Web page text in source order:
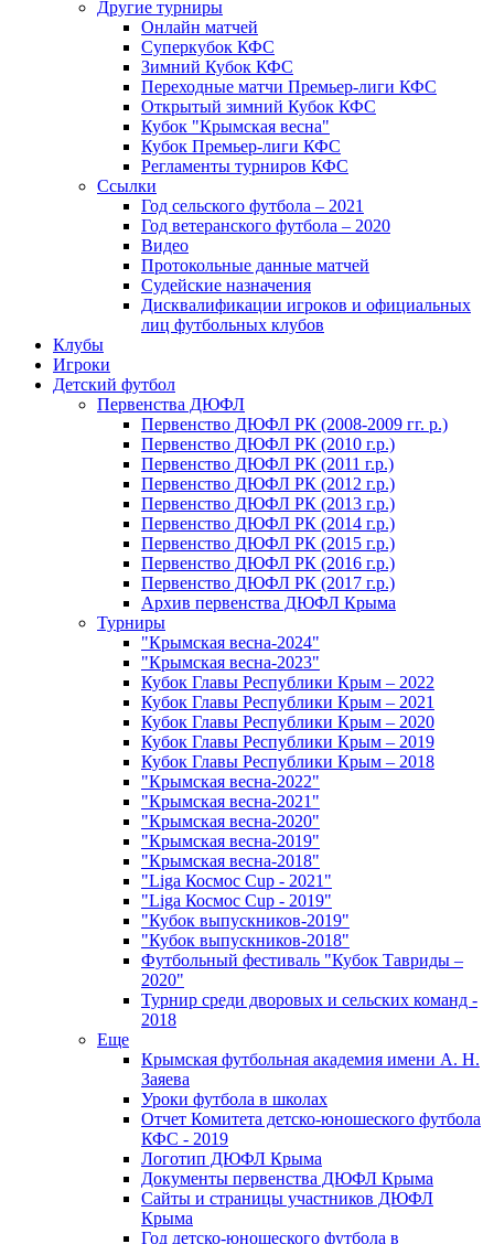
Другие турниры
Онлайн матчей
Суперкубок КФС
Зимний Кубок КФС
Переходные матчи Премьер-лиги КФС
Открытый зимний Кубок КФС
Кубок "Крымская весна"
Кубок Премьер-лиги КФС
Регламенты турниров КФС
Ссылки
Год сельского футбола – 2021
Год ветеранского футбола – 2020
Видео
Протокольные данные матчей
Судейские назначения
Дисквалификации игроков и официальных
лиц футбольных клубов
Клубы
Игроки
Детский футбол
Первенства ДЮФЛ
Первенство ДЮФЛ РК (2008-2009 гг. р.)
Первенство ДЮФЛ РК (2010 г.р.)
Первенство ДЮФЛ РК (2011 г.р.)
Первенство ДЮФЛ РК (2012 г.р.)
Первенство ДЮФЛ РК (2013 г.р.)
Первенство ДЮФЛ РК (2014 г.р.)
Первенство ДЮФЛ РК (2015 г.р.)
Первенство ДЮФЛ РК (2016 г.р.)
Первенство ДЮФЛ РК (2017 г.р.)
Архив первенства ДЮФЛ Крыма
Турниры
"Крымская весна-2024"
"Крымская весна-2023"
Кубок Главы Республики Крым – 2022
Кубок Главы Республики Крым – 2021
Кубок Главы Республики Крым – 2020
Кубок Главы Республики Крым – 2019
Кубок Главы Республики Крым – 2018
"Крымская весна-2022"
"Крымская весна-2021"
"Крымская весна-2020"
"Крымская весна-2019"
"Крымская весна-2018"
"Liga Космос Cup - 2021"
"Liga Космос Cup - 2019"
"Кубок выпускников-2019"
"Кубок выпускников-2018"
Футбольный фестиваль "Кубок Тавриды –
2020"
Турнир среди дворовых и сельских команд -
2018
Еще
Крымская футбольная академия имени А. Н.
Заяева
Уроки футбола в школах
Отчет Комитета детско-юношеского футбола
КФС - 2019
Логотип ДЮФЛ Крыма
Документы первенства ДЮФЛ Крыма
Сайты и страницы участников ДЮФЛ
Крыма
Год детско-юношеского футбола в